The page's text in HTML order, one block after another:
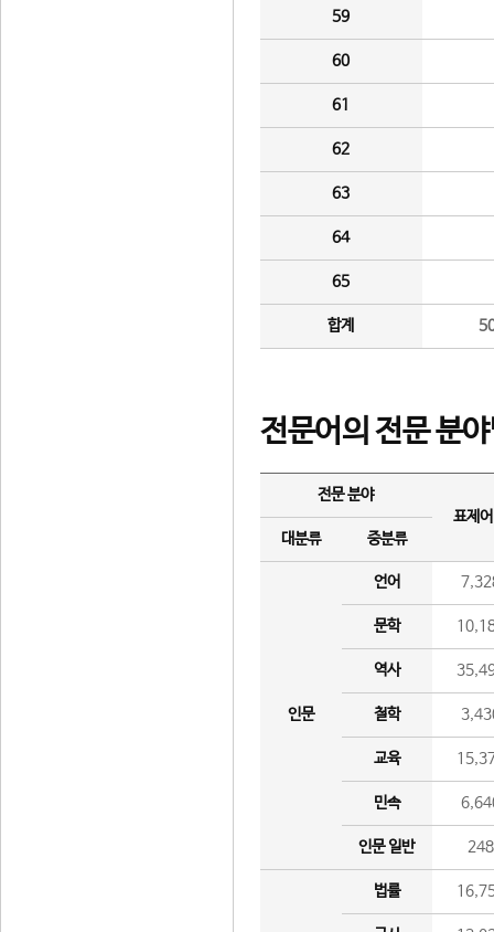
59
60
61
62
63
64
65
합계
전문어의 전문 분
전문 분야
표제
대분류
중분류
인문
언어
문학
역사
철학
교육
민속
인문 일반 248
법률